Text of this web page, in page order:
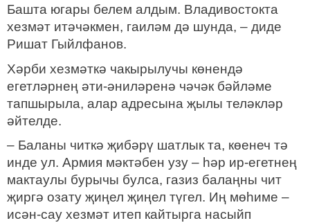
Башта югары белем алдым. Владивостокта
хезмәт итәчәкмен, гаиләм дә шунда, – диде
Ришат Гыйлфанов.
Хәрби хезмәткә чакырылучы көнендә
егетләрнең әти-әниләренә чәчәк бәйләме
тапшырыла, алар адресына җылы теләкләр
әйтелде.
– Баланы читкә җибәрү шатлык та, көенеч тә
инде ул. Армия мәктәбен узу – һәр ир-егетнең
мактаулы бурычы булса, газиз балаңны чит
җиргә озату җиңел җиңел түгел. Иң мөһиме –
исән-сау хезмәт итеп кайтырга насыйп